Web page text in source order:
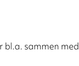
bl.a. sammen med